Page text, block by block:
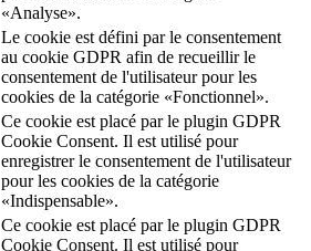
«Analyse».
Le cookie est défini par le consentement
au cookie GDPR afin de recueillir le
consentement de l'utilisateur pour les
cookies de la catégorie «Fonctionnel».
Ce cookie est placé par le plugin GDPR
Cookie Consent. Il est utilisé pour
enregistrer le consentement de l'utilisateur
pour les cookies de la catégorie
«Indispensable».
Ce cookie est placé par le plugin GDPR
Cookie Consent. Il est utilisé pour